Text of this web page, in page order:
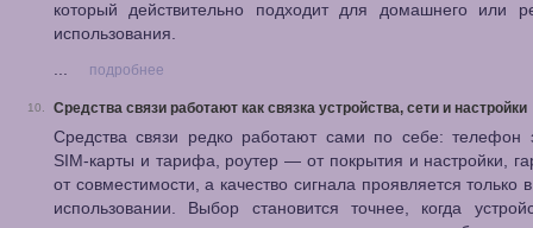
который действительно подходит для домашнего или
использования.
...
подробнее
10. Средства связи работают как связка устройства, сети и настройки
Средства связи редко работают сами по себе: телефон
SIM-карты и тарифа, роутер — от покрытия и настройки,
от совместимости, а качество сигнала проявляется только
использовании. Выбор становится точнее, когда